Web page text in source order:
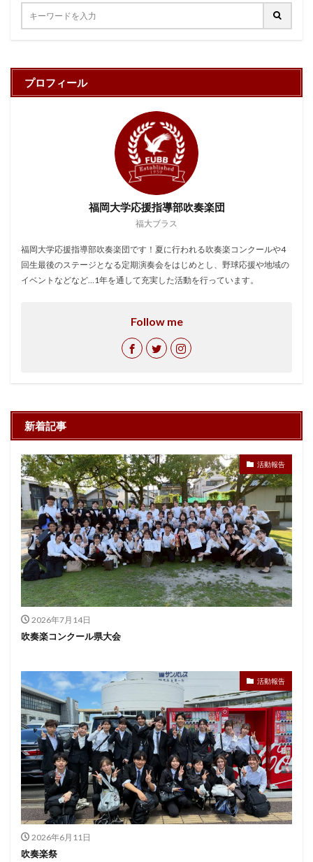
プロフィール
福岡大学応援指導部吹奏楽団
福大ブラス
福岡大学応援指導部吹奏楽団です！夏に行われる吹奏楽コンクールや4
回生最後のステージとなる定期演奏会をはじめとし、野球応援や地域の
イベントなどなど…1年を通して充実した活動を行っています。
Follow me
新着記事
活動報告
2026年7月14日
吹奏楽コンクール県大会
活動報告
2026年6月11日
吹奏楽祭